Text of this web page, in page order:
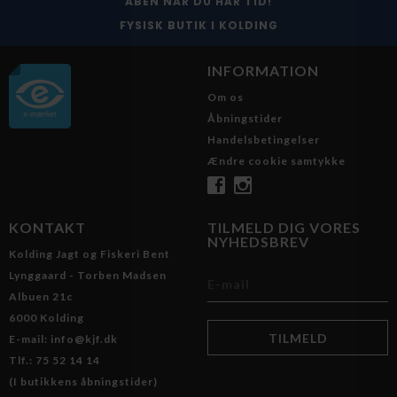
FYSISK BUTIK I KOLDING
INFORMATION
Om os
Åbningstider
Handelsbetingelser
Ændre cookie samtykke
KONTAKT
Kolding Jagt og Fiskeri Bent
Lynggaard - Torben Madsen
Albuen 21c
6000 Kolding
E-mail: info@kjf.dk
Tlf.: 75 52 14 14
(I butikkens åbningstider)
TILMELD DIG VORES
NYHEDSBREV